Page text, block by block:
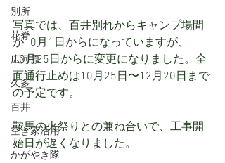
別所
花脊
広河原
久多
百井
空き家活用
かがやき隊
写真では、百井別れからキャンプ場間
が10月1日からになっていますが、
10月25日からに変更になりました。全
面通行止めは10月25日〜12月20日まで
の予定です。
鞍馬の火祭りとの兼ね合いで、工事開
始日が遅くなりました。